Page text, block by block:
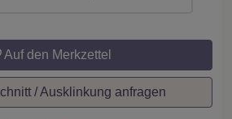
Auf den Merkzettel
/ Ausklinkung anfragen